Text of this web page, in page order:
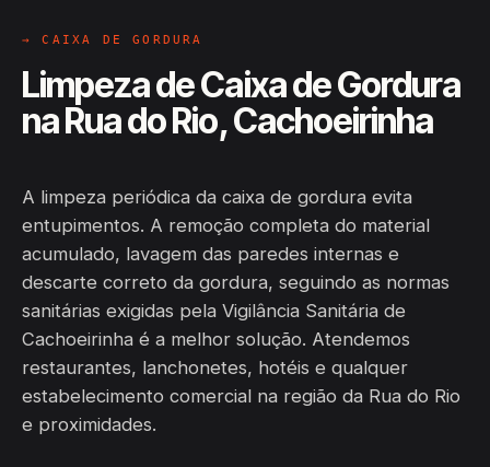
→ CAIXA DE GORDURA
Limpeza de Caixa de Gordura
na Rua do Rio, Cachoeirinha
A limpeza periódica da caixa de gordura evita
entupimentos. A remoção completa do material
acumulado, lavagem das paredes internas e
descarte correto da gordura, seguindo as normas
sanitárias exigidas pela Vigilância Sanitária de
Cachoeirinha é a melhor solução. Atendemos
restaurantes, lanchonetes, hotéis e qualquer
estabelecimento comercial na região da Rua do Rio
e proximidades.